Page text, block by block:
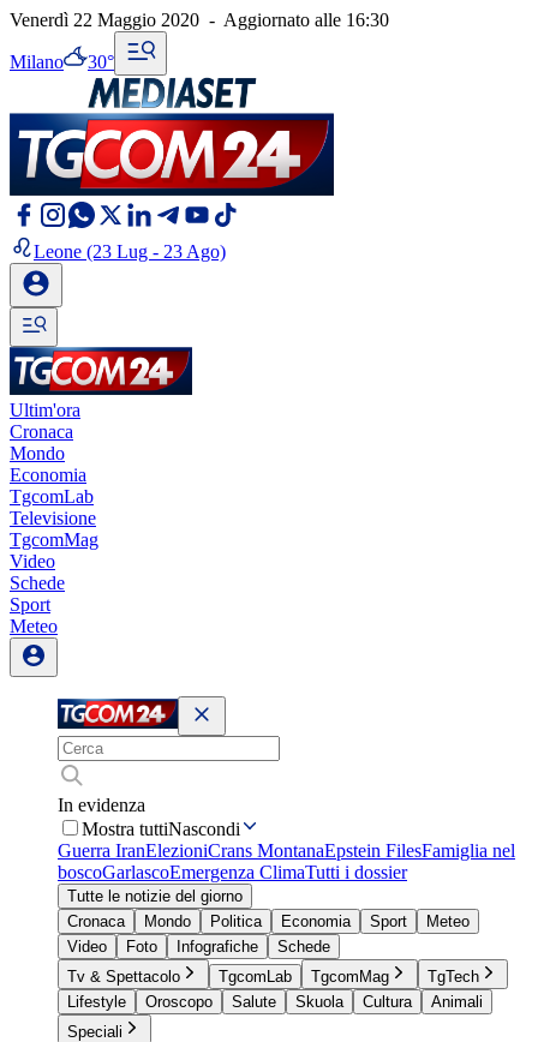
Venerdì 22 Maggio 2020 - Aggiornato alle 16:30
Milano 30°
Leone (23 Lug - 23 Ago)
Ultim'ora
Cronaca
Mondo
Economia
TgcomLab
Televisione
TgcomMag
Video
Schede
Sport
Meteo
In evidenza
Mostra tuttiNascondi
Guerra IranElezioniCrans MontanaEpstein FilesFamiglia nel
boscoGarlascoEmergenza ClimaTutti i dossier
Tutte le notizie del giorno
Cronaca
Mondo Politica Economia Sport
Meteo
Video
Foto Infografiche
Schede
Tv & Spettacolo
TgcomLab TgcomMag
TgTech
Lifestyle
Oroscopo Salute Skuola Cultura
Animali
Speciali